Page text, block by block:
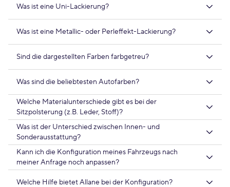
Was ist eine Uni-Lackierung?
Was ist eine Metallic- oder Perleffekt-Lackierung?
Sind die dargestellten Farben farbgetreu?
Was sind die beliebtesten Autofarben?
Welche Materialunterschiede gibt es bei der
Sitzpolsterung (z.B. Leder, Stoff)?
Was ist der Unterschied zwischen Innen- und
Sonderausstattung?
Kann ich die Konfiguration meines Fahrzeugs nach
meiner Anfrage noch anpassen?
Welche Hilfe bietet Allane bei der Konfiguration?